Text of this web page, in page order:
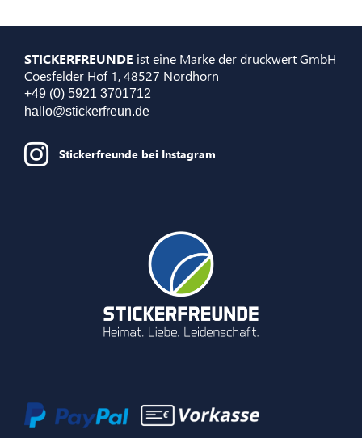
STICKERFREUNDE ist eine Marke der druckwert GmbH
Coesfelder Hof 1, 48527 Nordhorn
+49 (0) 5921 3701712
hallo@stickerfreun.de
Stickerfreunde bei Instagram